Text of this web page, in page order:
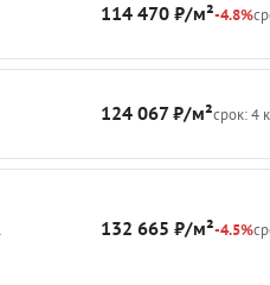
114 470 ₽/м²-4.8%
124 067 ₽/м²срок: 4
132 665 ₽/м²-4.5%